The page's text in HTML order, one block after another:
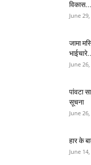
विकास...
June
जामा
June
पांवटा
सूचना
June
हार के
June